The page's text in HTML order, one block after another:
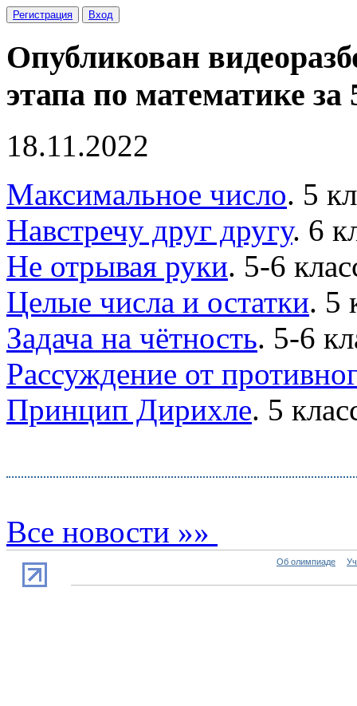
Регистрация Вход
Опубликован
этапа по математике за
18.11.2022
Максимальное число. 5
Навстречу друг другу. 6
Не отрывая руки. 5-6
Целые числа и остатки. 5
Задача на чётность. 5-6
Рассуждение от
Принцип Дирихле. 5
Все новости »»
Об олимпиаде